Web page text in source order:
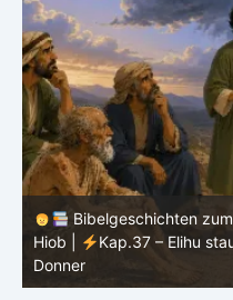
Bibelgeschichten
Hiob |